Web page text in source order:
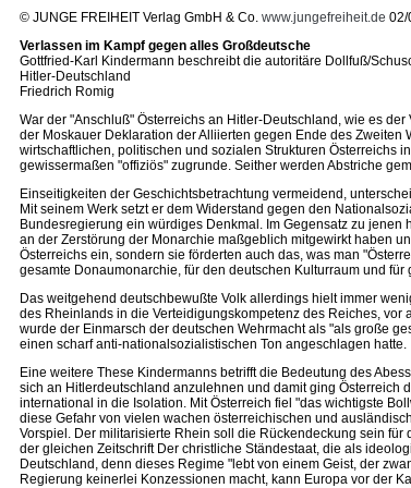
© JUNGE FREIHEIT Verlag GmbH & Co. www.jungefreiheit.de 02/
Verlassen im Kampf gegen alles Großdeutsche
Gottfried-Karl Kindermann beschreibt die autoritäre Dollfuß/
Hitler-Deutschland
Friedrich Romig
War der "Anschluß" Österreichs an Hitler-Deutschland, wie es
der Moskauer Deklaration der Alliierten gegen Ende des
wirtschaftlichen, politischen und sozialen Strukturen Österreichs
gewissermaßen "offiziös" zugrunde. Seither werden Abstriche
Einseitigkeiten der Geschichtsbetrachtung vermeidend,
Mit seinem Werk setzt er dem Widerstand gegen den
Bundesregierung ein würdiges Denkmal. Im Gegensatz zu
an der Zerstörung der Monarchie maßgeblich mitgewirkt haben
Österreichs ein, sondern sie förderten auch das, was man
gesamte Donaumonarchie, für den deutschen Kulturraum und für
Das weitgehend deutschbewußte Volk allerdings hielt immer
des Rheinlands in die Verteidigungskompetenz des Reiches,
wurde der Einmarsch der deutschen Wehrmacht als "als große
einen scharf anti-nationalsozialistischen Ton angeschlagen hatte.
Eine weitere These Kindermanns betrifft die Bedeutung des
sich an Hitlerdeutschland anzulehnen und damit ging Österreich
international in die Isolation. Mit Österreich fiel "das wichtigste
diese Gefahr von vielen wachen österreichischen und
Vorspiel. Der militarisierte Rhein soll die Rückendeckung sein
der gleichen Zeitschrift Der christliche Ständestaat, die als
Deutschland, denn dieses Regime "lebt von einem Geist, der
Regierung keinerlei Konzessionen macht, kann Europa vor der